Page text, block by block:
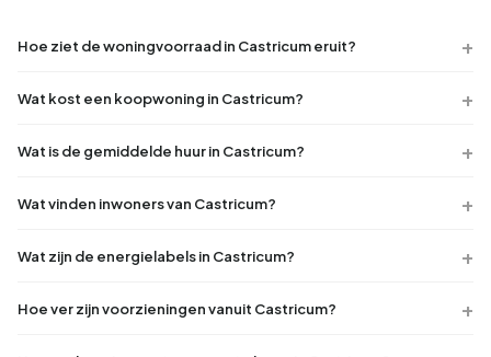
Hoe ziet de woningvoorraad in Castricum eruit?
Wat kost een koopwoning in Castricum?
Wat is de gemiddelde huur in Castricum?
Wat vinden inwoners van Castricum?
Wat zijn de energielabels in Castricum?
Hoe ver zijn voorzieningen vanuit Castricum?